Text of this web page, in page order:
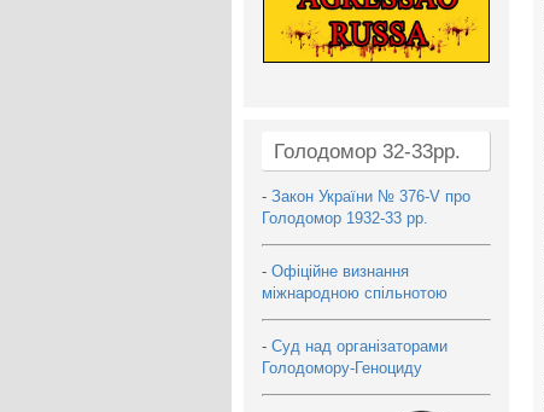
Голодомор 32-33рр.
- Закон України № 376-V про
Голодомор 1932-33 рр.
- Офіційне визнання
міжнародною спільнотою
- Суд над організаторами
Голодомору-Геноциду